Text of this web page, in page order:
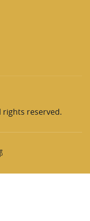
rights reserved.